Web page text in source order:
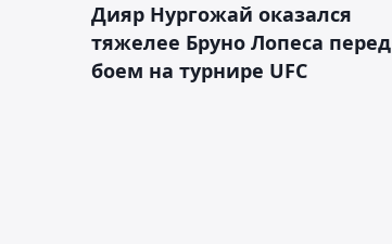
Дияр Нургожай оказался
тяжелее Бруно Лопеса перед
боем на турнире UFC